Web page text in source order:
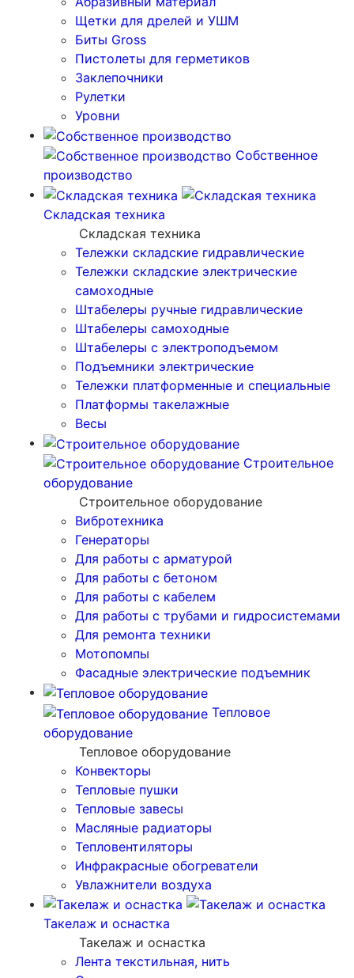
Щетки для дрелей и УШМ
Биты Gross
Пистолеты для герметиков
Заклепочники
Рулетки
Уровни
Собственное
производство
Складская техника
Складская техника
Тележки складские гидравлические
Тележки складские электрические
самоходные
Штабелеры ручные гидравлические
Штабелеры самоходные
Штабелеры с электроподъемом
Подъемники электрические
Тележки платформенные и специальные
Платформы такелажные
Весы
Строительное
оборудование
Строительное оборудование
Вибротехника
Генераторы
Для работы с арматурой
Для работы с бетоном
Для работы с кабелем
Для работы с трубами и гидросистемами
Для ремонта техники
Мотопомпы
Фасадные электрические подъемник
Тепловое
оборудование
Тепловое оборудование
Конвекторы
Тепловые пушки
Тепловые завесы
Масляные радиаторы
Тепловентиляторы
Инфракрасные обогреватели
Увлажнители воздуха
Такелаж и оснастка
Такелаж и оснастка
Лента текстильная, нить